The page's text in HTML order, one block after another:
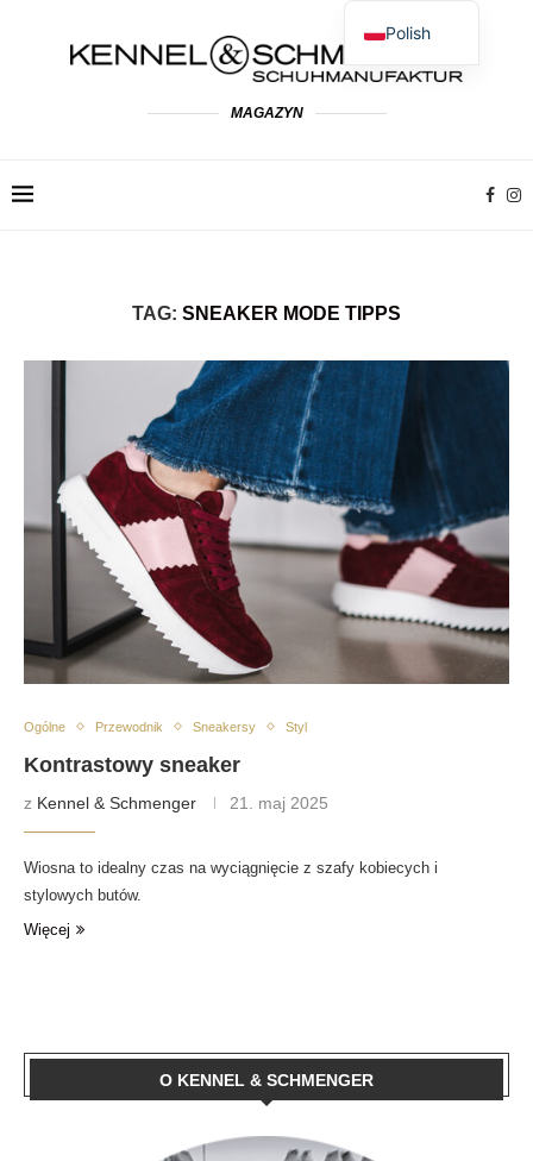
MAGAZYN
TAG: SNEAKER MODE TIPPS
Ogólne Przewodnik Sneakersy Styl
Kontrastowy sneaker
z Kennel & Schmenger 21. maj 2025
Wiosna to idealny czas na wyciągnięcie z szafy kobiecych i
stylowych butów.
Więcej
O KENNEL & SCHMENGER
Polish
German
English